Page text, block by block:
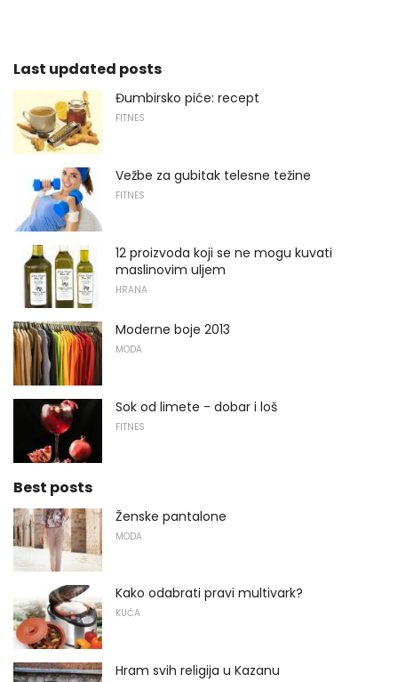
Last updated posts
Đumbirsko piće: recept
FITNES
Vežbe za gubitak telesne težine
FITNES
12 proizvoda koji se ne mogu kuvati
maslinovim uljem
HRANA
Moderne boje 2013
MODA
Sok od limete - dobar i loš
FITNES
Best posts
Ženske pantalone
MODA
Kako odabrati pravi multivark?
KUĆA
Hram svih religija u Kazanu